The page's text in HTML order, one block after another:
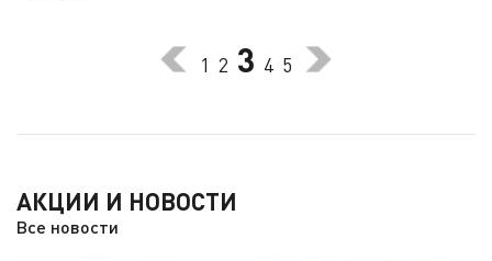
1 2 3 4 5
АКЦИИ И НОВОСТИ
Все новости